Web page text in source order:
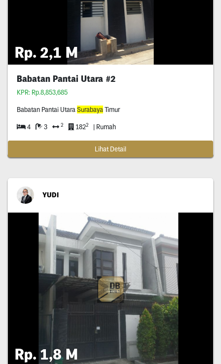
Rp. 2,1 M
Babatan Pantai Utara #2
KPR: Rp.8,853,685
Babatan Pantai Utara Surabaya Timur
4 3 2 1822 | Rumah
Lihat Detail
YUDI
Rp. 1,8 M